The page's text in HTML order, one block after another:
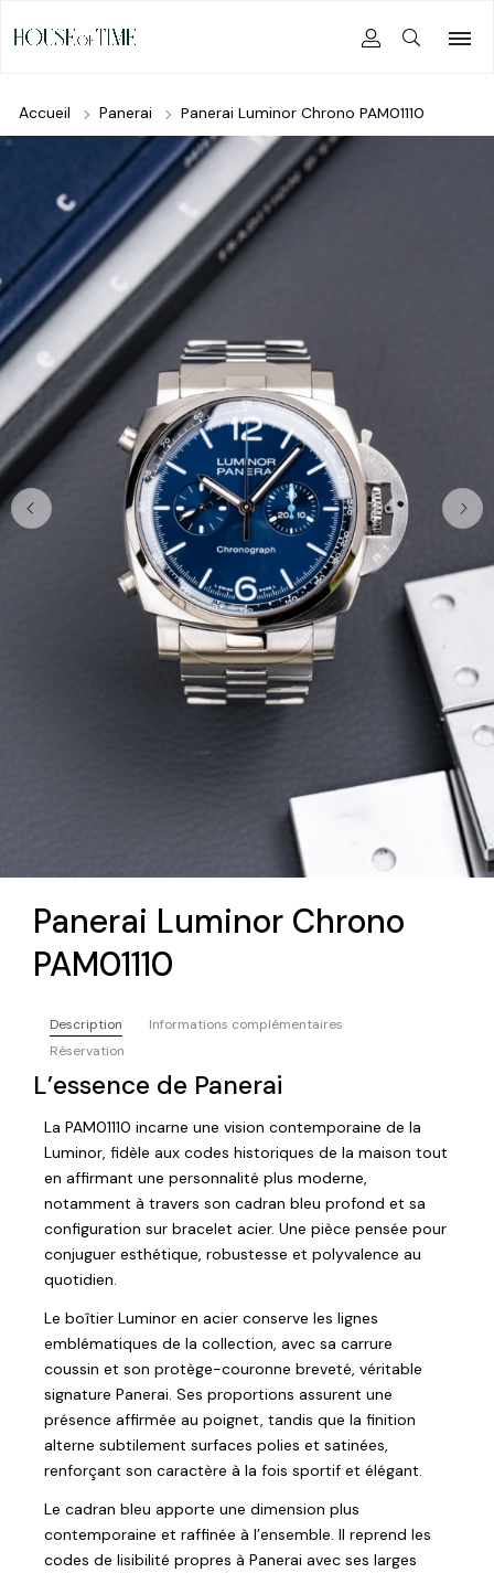
Accueil Panerai Panerai Luminor Chrono PAM01110
Panerai Luminor Chrono
PAM01110
Description
Informations complémentaires
Réservation
L’essence de Panerai
La PAM01110 incarne une vision contemporaine de la
Luminor, fidèle aux codes historiques de la maison tout
en affirmant une personnalité plus moderne,
notamment à travers son cadran bleu profond et sa
configuration sur bracelet acier. Une pièce pensée pour
conjuguer esthétique, robustesse et polyvalence au
quotidien.
Le boîtier Luminor en acier conserve les lignes
emblématiques de la collection, avec sa carrure
coussin et son protège-couronne breveté, véritable
signature Panerai. Ses proportions assurent une
présence affirmée au poignet, tandis que la finition
alterne subtilement surfaces polies et satinées,
renforçant son caractère à la fois sportif et élégant.
Le cadran bleu apporte une dimension plus
contemporaine et raffinée à l’ensemble. Il reprend les
codes de lisibilité propres à Panerai avec ses larges